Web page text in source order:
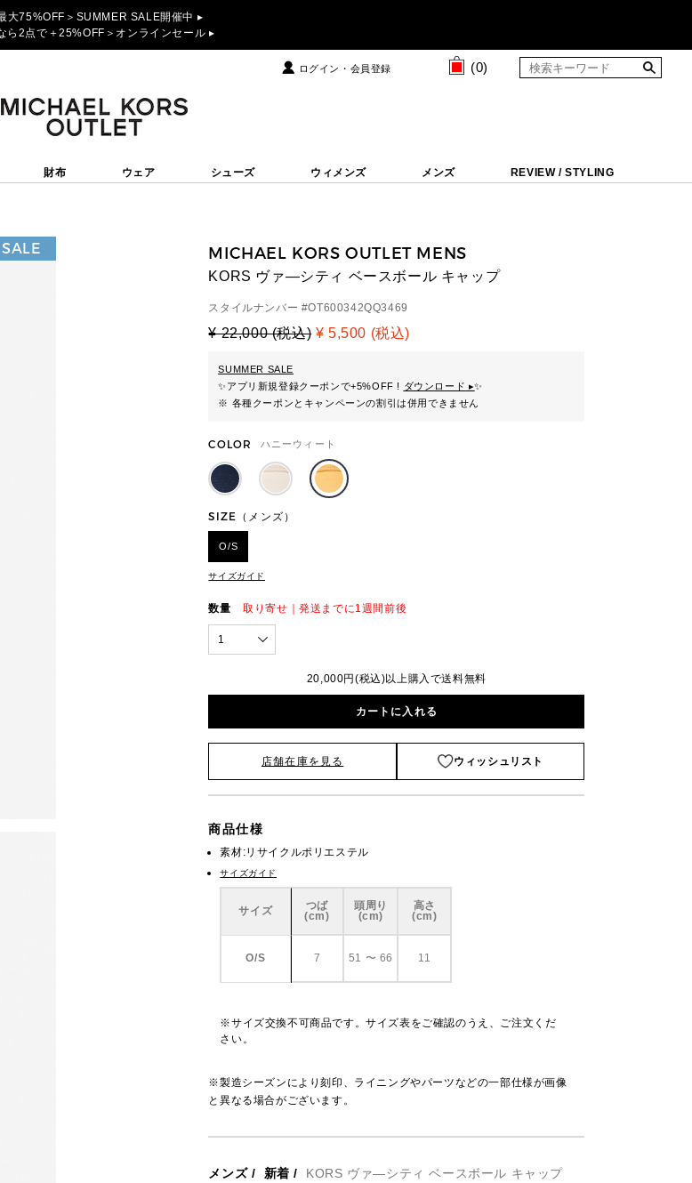
大75%OFF＞SUMMER SALE開催中 ▸
ら2点で＋25%OFF＞オンラインセール ▸
ログイン・会員登録 (0)
財布 ウェア シューズ ウィメンズ メンズ REVIEW / STYLING
MICHAEL KORS OUTLET MENS
KORS ヴァ―シティ ベースボール キャップ
スタイルナンバー #OT600342QQ3469
¥ 22,000 (税込) ¥ 5,500 (税込)
SUMMER SALE
✨アプリ新規登録クーポンで+5%OFF ! ダウンロード ▸✨
※ 各種クーポンとキャンペーンの割引は併用できません
COLOR ハニーウィート
SIZE（メンズ）
O/S
サイズガイド
数量 取り寄せ｜発送までに1週間前後
1
20,000円(税込)以上購入で送料無料
カートに入れる
店舗在庫を見る ウィッシュリスト
商品仕様
素材:リサイクルポリエステル
サイズガイド
サイズ
つば
(cm)
頭周り
(cm)
高さ
(cm)
O/S 7 51 〜 66 11
※サイズ交換不可商品です。サイズ表をご確認のうえ、ご注文くだ
さい。
※製造シーズンにより刻印、ライニングやパーツなどの一部仕様が画像
と異なる場合がございます。
メンズ/ 新着 / KORS ヴァ―シティ ベースボール キャップ